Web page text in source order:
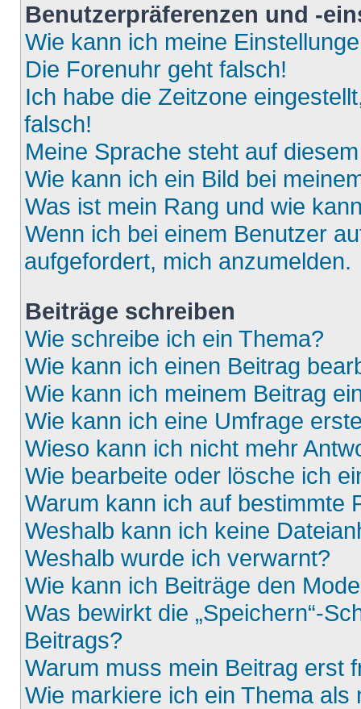
Benutzerpräferenzen und -
Wie kann ich meine
Die Forenuhr geht falsch!
Ich habe die Zeitzone
falsch!
Meine Sprache steht auf
Wie kann ich ein Bild bei
Was ist mein Rang und wie
Wenn ich bei einem Benutzer
aufgefordert, mich anzumelden.
Beiträge schreiben
Wie schreibe ich ein Thema?
Wie kann ich einen Beitrag
Wie kann ich meinem Beitrag
Wie kann ich eine Umfrage
Wieso kann ich nicht mehr
Wie bearbeite oder lösche ich
Warum kann ich auf bestimmte
Weshalb kann ich keine
Weshalb wurde ich verwarnt?
Wie kann ich Beiträge den
Was bewirkt die „Speichern“-
Beitrags?
Warum muss mein Beitrag erst
Wie markiere ich ein Thema als